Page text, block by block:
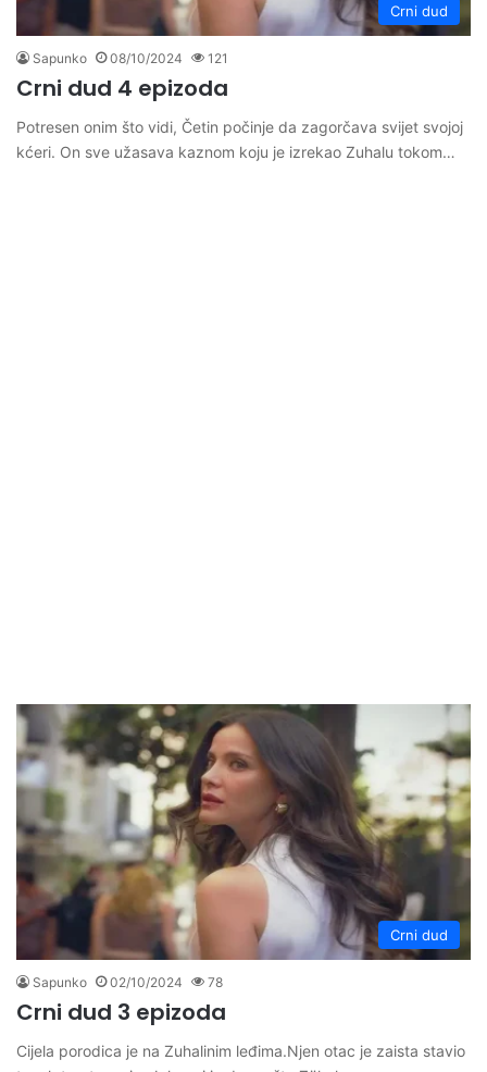
Crni dud
Sapunko 08/10/2024 121
Crni dud 4 epizoda
Potresen onim što vidi, Četin počinje da zagorčava svijet svojoj
kćeri. On sve užasava kaznom koju je izrekao Zuhalu tokom…
Crni dud
Sapunko 02/10/2024 78
Crni dud 3 epizoda
Cijela porodica je na Zuhalinim leđima.Njen otac je zaista stavio